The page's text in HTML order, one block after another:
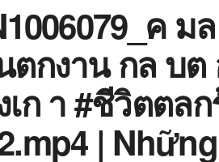
ค
กงาน กล บต
ก า #ชีวิตตล
|